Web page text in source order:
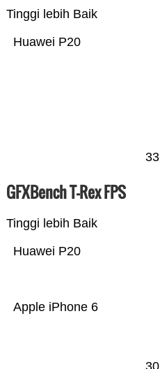
Tinggi lebih Baik
Huawei P20
33
GFXBench T-Rex FPS
Tinggi lebih Baik
Apple iPhone 6
Huawei P20